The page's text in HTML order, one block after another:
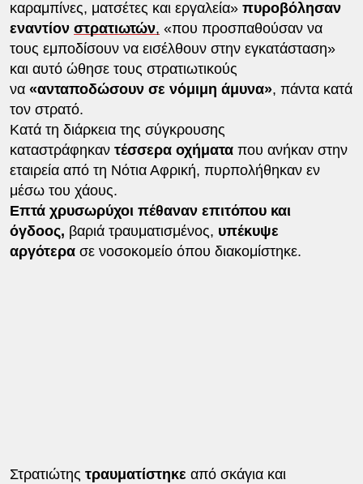
καραμπίνες, ματσέτες και εργαλεία» πυροβόλησαν
εναντίον στρατιωτών, «που προσπαθούσαν να
τους εμποδίσουν να εισέλθουν στην εγκατάσταση»
και αυτό ώθησε τους στρατιωτικούς
να«ανταποδώσουν σε νόμιμη άμυνα», πάντα κατά
τον στρατό.
Κατά τη διάρκεια της σύγκρουσης
καταστράφηκαν τέσσερα οχήματαπου ανήκαν στην
εταιρεία από τη Νότια Αφρική, πυρπολήθηκαν εν
μέσω του χάους.
Επτά χρυσωρύχοι πέθαναν επιτόπου και
όγδοος, βαριά τραυματισμένος, υπέκυψε
αργότερα σε νοσοκομείο όπου διακομίστηκε.
Στρατιώτης τραυματίστηκε από σκάγια και